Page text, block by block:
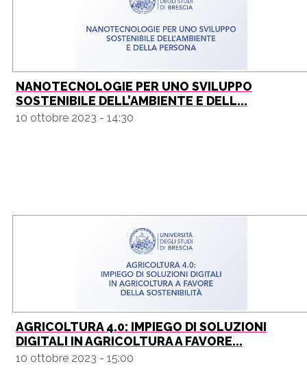
NANOTECNOLOGIE PER UNO SVILUPPO
SOSTENIBILE DELL’AMBIENTE E DELL...
10 ottobre 2023 - 14:30
AGRICOLTURA 4.0: IMPIEGO DI SOLUZIONI
DIGITALI IN AGRICOLTURA A FAVORE...
10 ottobre 2023 - 15:00